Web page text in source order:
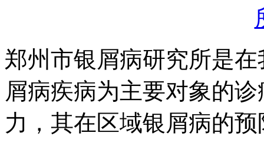
郑州市银屑病研究所是
屑病疾病为主要对象的
力，其在区域银屑病的